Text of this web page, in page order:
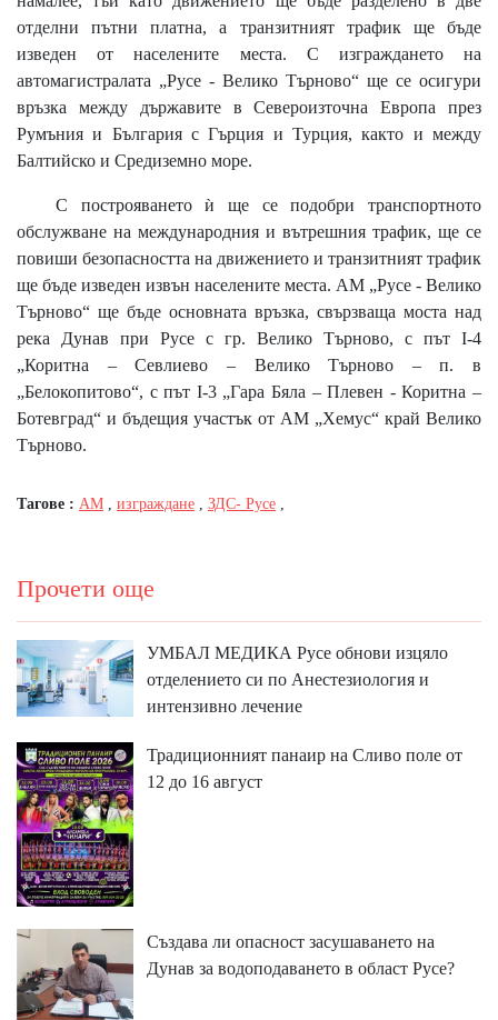
отделни пътни платна, а транзитният трафик ще бъде
изведен от населените места. С изграждането на
автомагистралата „Русе - Велико Търново“ ще се осигури
връзка между държавите в Североизточна Европа през
Румъния и България с Гърция и Турция, както и между
Балтийско и Средиземно море.
С построяването ѝ ще се подобри транспортното
обслужване на международния и вътрешния трафик, ще се
повиши безопасността на движението и транзитният трафик
ще бъде изведен извън населените места. АМ „Русе - Велико
Търново“ ще бъде основната връзка, свързваща моста над
река Дунав при Русе с гр. Велико Търново, с път I-4
„Коритна – Севлиево – Велико Търново – п. в
„Белокопитово“, с път I-3 „Гара Бяла – Плевен - Коритна –
Ботевград“ и бъдещия участък от АМ „Хемус“ край Велико
Търново.
Тагове : АМ , изграждане , ЗДС- Русе ,
Прочети още
УМБАЛ МЕДИКА Русе обнови изцяло
отделението си по Анестезиология и
интензивно лечение
Традиционният панаир на Сливо поле от
12 до 16 август
Създава ли опасност засушаването на
Дунав за водоподаването в област Русе?